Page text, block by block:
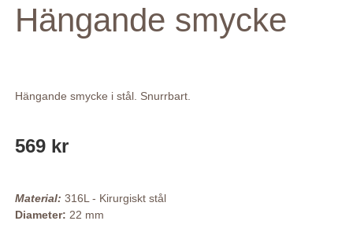
Hängande smycke
Hängande smycke i stål. Snurrbart.
569 kr
Material: 316L - Kirurgiskt stål
Diameter: 22 mm